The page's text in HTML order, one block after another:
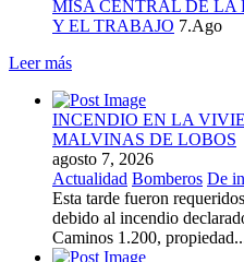
MISA CENTRAL DE LA
Y EL TRABAJO 7.Ago
Leer más
INCENDIO EN LA
MALVINAS DE LOBOS
agosto 7, 2026
Actualidad Bomberos De
Esta tarde fueron
debido al incendio
Caminos 1.200,